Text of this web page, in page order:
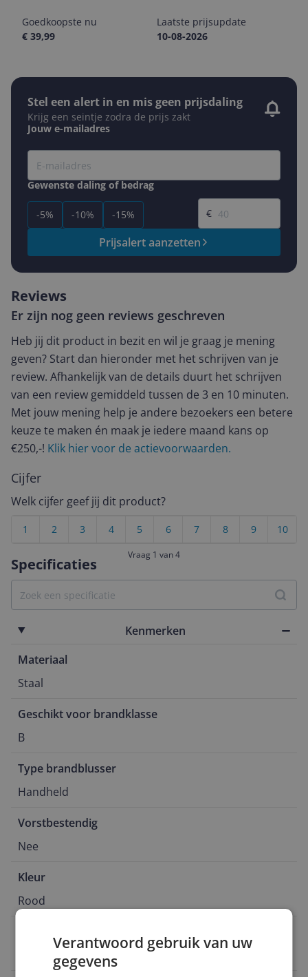
Goedkoopste nu
€ 39,99
Laatste prijsupdate
10-08-2026
Stel een alert in en mis geen prijsdaling
Krijg een seintje zodra de prijs zakt
Jouw e-mailadres
Gewenste daling of bedrag
-5% -10% -15%
Gewenste prijs
€
Prijsalert aanzetten
Specificaties
Kenmerken
Materiaal
Staal
Geschikt voor brandklasse
B
Type brandblusser
Handheld
Vorstbestendig
Nee
Kleur
Rood
Reviews
Er zijn nog geen reviews geschreven
Heb jij dit product in bezit en wil je graag je mening
geven? Start dan hieronder met het schrijven van je
review. Afhankelijk van de details duurt het schrijven
van een review gemiddeld tussen de 3 en 10 minuten.
Met jouw mening help je andere bezoekers een betere
keuze te maken én maak je iedere maand kans op
€250,-! Klik hier voor de actievoorwaarden.
Cijfer
Welk cijfer geef jij dit product?
10
9
8
7
6
5
4
3
2
1
Vraag 1 van 4
Verantwoord gebruik van uw
gegevens